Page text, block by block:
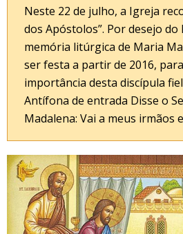
Neste 22 de julho, a Igreja
dos Apóstolos”. Por desejo do
memória litúrgica de Maria
ser festa a partir de 2016,
importância desta discípula
Antífona de entrada Disse o
Madalena: Vai a meus irmãos